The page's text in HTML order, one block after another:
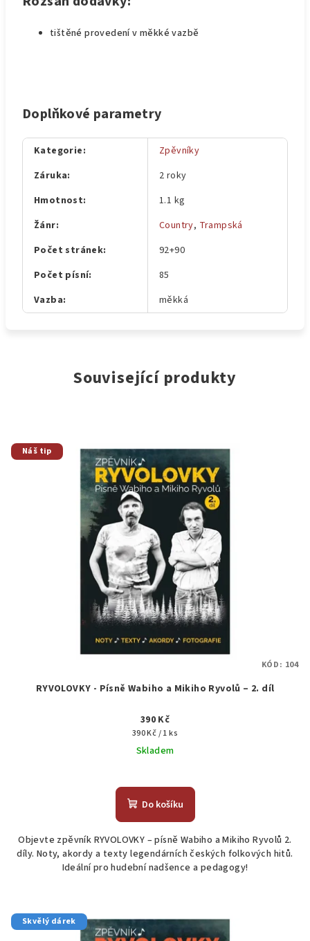
tištěné provedení v měkké vazbě
Doplňkové parametry
Kategorie:
Zpěvníky
Záruka:
2 roky
Hmotnost:
1.1 kg
Žánr: Country, Trampská
Počet stránek:
92+90
Počet písní:
85
Vazba: měkká
Související produkty
Náš tip
RYVOLOVKY - Písně Wabiho a Mikiho Ryvolů – 2. díl
390 Kč
Měrná
cena:
390 Kč / 1 ks
Skladem
hodnocení
produktu
z
5
hvězdiček.
Do košíku
Objevte zpěvník RYVOLOVKY – písně Wabiho a Mikiho Ryvolů 2.
díly. Noty, akordy a texty legendárních českých folkových hitů.
Ideální pro hudební nadšence a pedagogy!
KÓD: 104
Skvělý dárek